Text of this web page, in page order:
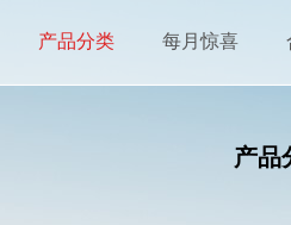
产品分类 每月惊喜
产品